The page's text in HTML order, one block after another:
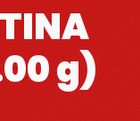
g)